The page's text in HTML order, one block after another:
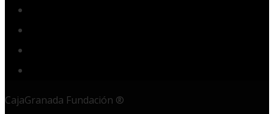
CajaGranada Fundación ®